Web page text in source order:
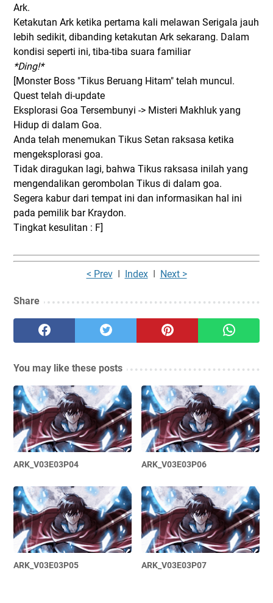
Ark.
Ketakutan Ark ketika pertama kali melawan Serigala jauh
lebih sedikit, dibanding ketakutan Ark sekarang. Dalam
kondisi seperti ini, tiba-tiba suara familiar
*Ding!*
[Monster Boss "Tikus Beruang Hitam" telah muncul.
Quest telah di-update
Eksplorasi Goa Tersembunyi -> Misteri Makhluk yang
Hidup di dalam Goa.
Anda telah menemukan Tikus Setan raksasa ketika
mengeksplorasi goa.
Tidak diragukan lagi, bahwa Tikus raksasa inilah yang
mengendalikan gerombolan Tikus di dalam goa.
Segera kabur dari tempat ini dan informasikan hal ini
pada pemilik bar Kraydon.
Tingkat kesulitan : F]
< PrevI IndexI Next >
Share
You may like these posts
ARK_V03E03P04 ARK_V03E03P06
ARK_V03E03P05 ARK_V03E03P07